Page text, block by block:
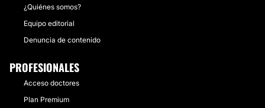
¿Quiénes somos?
Equipo editorial
Denuncia de contenido
PROFESIONALES
Acceso doctores
Plan Premium